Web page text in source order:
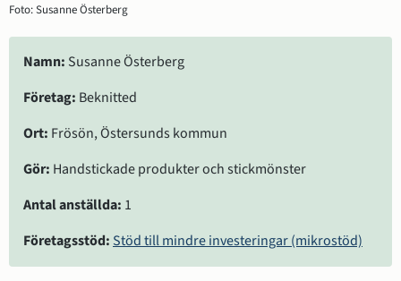
Foto: Susanne Österberg
Namn: Susanne Österberg
Företag: Beknitted
Ort: Frösön, Östersunds kommun
Gör: Handstickade produkter och stickmönster
Antal anställda: 1
Företagsstöd: Stöd till mindre investeringar (mikrostöd)